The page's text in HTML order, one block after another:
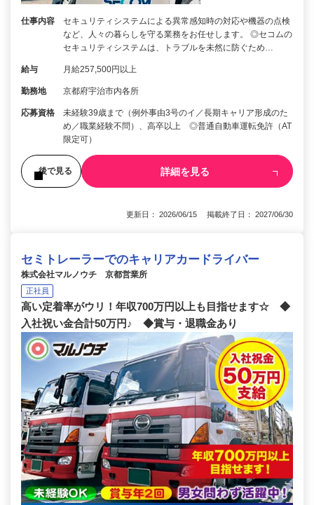
仕事内容
セキュリティシステムによる異常感知時の対応や機器の点検
など、人々の暮らしを守る業務をお任せします。 ◎セコムの
セキュリティシステムは、トラブルを未然に防ぐため…
給与 月給257,500円以上
勤務地 京都府宇治市内各所
応募資格
未経験39歳まで（例外事由3号のイ／長期キャリア形成のた
め／職業経験不問）、高卒以上 ◎普通自動車運転免許（AT
限定可）
後で見る 詳細を見る
更新日： 2026/06/15 掲載終了日： 2027/06/30
セミトレーラーでのキャリアカードライバー
株式会社マルノウチ 京都営業所
正社員
高い定着率がウリ！年収700万円以上も目指せます☆ ◆
入社祝い金合計50万円♪ ◆賞与・退職金あり